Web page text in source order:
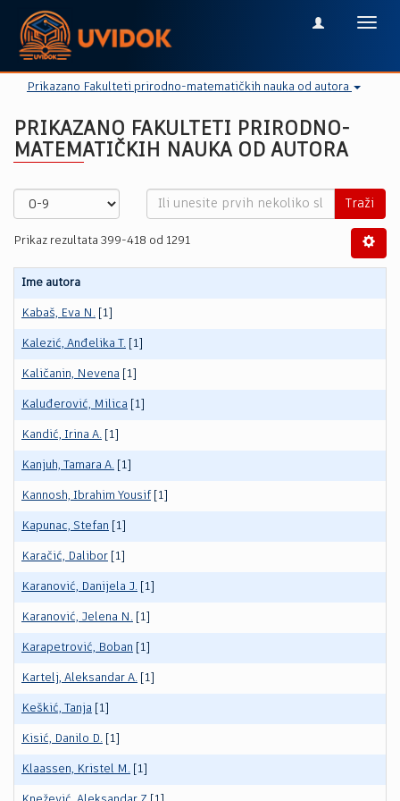
Prikazano Fakulteti prirodno-matematičkih nauka od autora
PRIKAZANO FAKULTETI PRIRODNO-
MATEMATIČKIH NAUKA OD AUTORA
Traži
Prikaz rezultata 399-418 od 1291
Ime autora
Kabaš, Eva N. [1]
Kalezić, Anđelika T. [1]
Kaličanin, Nevena [1]
Kaluđerović, Milica [1]
Kandić, Irina A. [1]
Kanjuh, Tamara A. [1]
Kannosh, Ibrahim Yousif [1]
Kapunac, Stefan [1]
Karačić, Dalibor [1]
Karanović, Danijela J. [1]
Karanović, Jelena N. [1]
Karapetrović, Boban [1]
Kartelj, Aleksandar A. [1]
Keškić, Tanja [1]
Kisić, Danilo D. [1]
Klaassen, Kristel M. [1]